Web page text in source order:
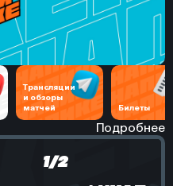
Трансляции
и обзоры
матчей
Билеты
Подробнее
1/2